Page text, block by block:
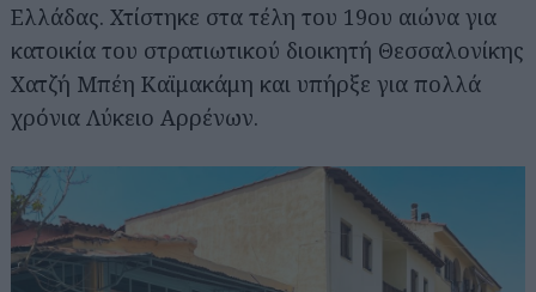
Ελλάδας. Χτίστηκε στα τέλη του 19ου αιώνα για
κατοικία του στρατιωτικού διοικητή Θεσσαλονίκης
Χατζή Μπέη Καϊμακάμη και υπήρξε για πολλά
χρόνια Λύκειο Αρρένων.